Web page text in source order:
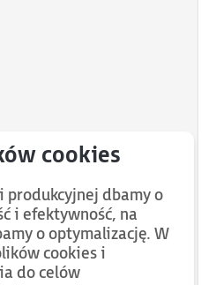
produkcyjnej dbamy o
i efektywność, na
o optymalizację. W
cookies i
do celów